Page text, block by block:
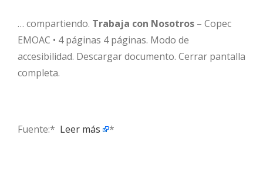
… compartiendo. Trabaja con Nosotros – Copec
EMOAC • 4 páginas 4 páginas. Modo de
accesibilidad. Descargar documento. Cerrar pantalla
completa.
Fuente:* ​ Leer más *